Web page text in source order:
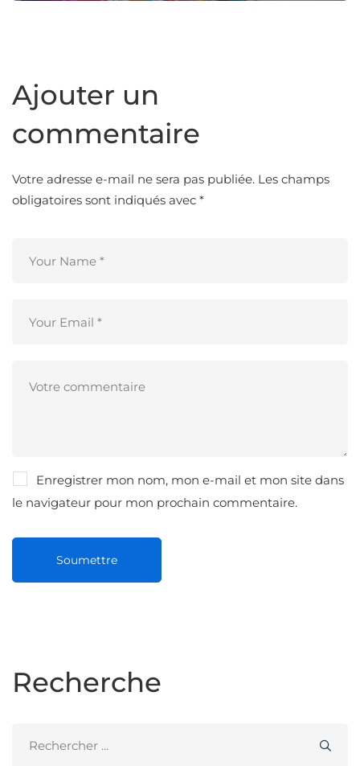
Ajouter un
commentaire
Votre adresse e-mail ne sera pas publiée. Les champs
obligatoires sont indiqués avec *
Enregistrer mon nom, mon e-mail et mon site dans
le navigateur pour mon prochain commentaire.
Recherche